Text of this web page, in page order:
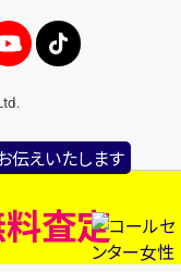
伝えいたします
査定